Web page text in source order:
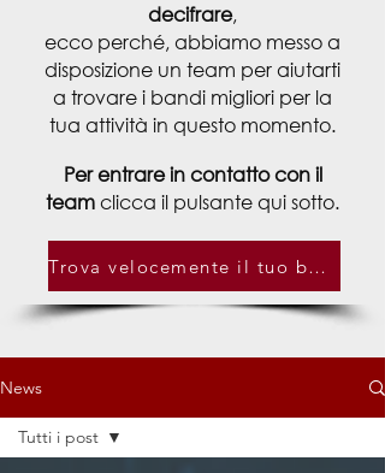
decifrare,
ecco perché, abbiamo messo a
disposizione un team per aiutarti
a trovare i bandi migliori per la
tua attività in questo momento.
Per entrare in contatto con il
teamclicca il pulsante qui sotto.
Trova velocemente il tuo bando
News
Tutti i post